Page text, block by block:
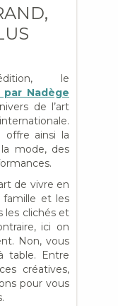
le
Nadège
de l’art
offre ainsi la
la mode, des
de vivre en
famille et les
les clichés et
ici on
Non, vous
table. Entre
créatives,
pour vous